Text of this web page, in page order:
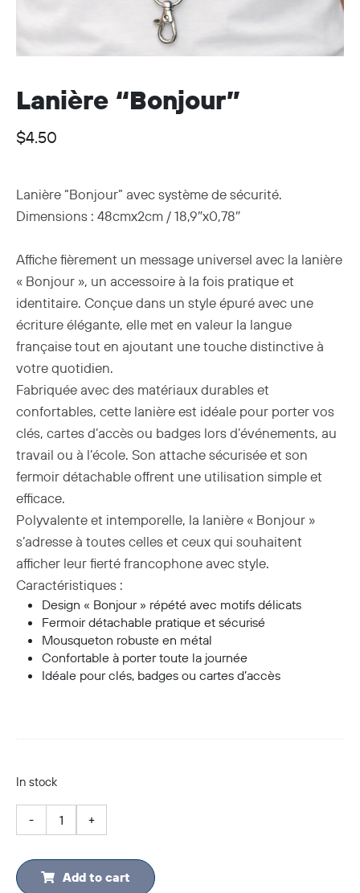
Lanière “Bonjour”
$4.50
Lanière “Bonjour” avec système de sécurité.
Dimensions : 48cmx2cm / 18,9″x0,78″
Affiche fièrement un message universel avec la lanière
« Bonjour », un accessoire à la fois pratique et
identitaire. Conçue dans un style épuré avec une
écriture élégante, elle met en valeur la langue
française tout en ajoutant une touche distinctive à
votre quotidien.
Fabriquée avec des matériaux durables et
confortables, cette lanière est idéale pour porter vos
clés, cartes d’accès ou badges lors d’événements, au
travail ou à l’école. Son attache sécurisée et son
fermoir détachable offrent une utilisation simple et
efficace.
Polyvalente et intemporelle, la lanière « Bonjour »
s’adresse à toutes celles et ceux qui souhaitent
afficher leur fierté francophone avec style.
Caractéristiques :
Design « Bonjour » répété avec motifs délicats
Fermoir détachable pratique et sécurisé
Mousqueton robuste en métal
Confortable à porter toute la journée
Idéale pour clés, badges ou cartes d’accès
In stock
-
Lanière
“Bonjour”
+
Add to cart